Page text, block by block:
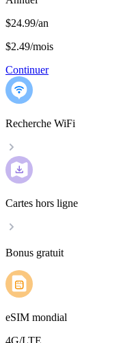
$24.99/an
$2.49/mois
Continuer
Recherche WiFi
Cartes hors ligne
Bonus gratuit
eSIM mondial